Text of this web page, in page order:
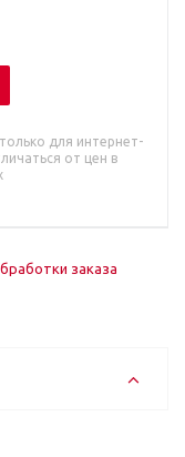
для интернет-
от цен в
заказа